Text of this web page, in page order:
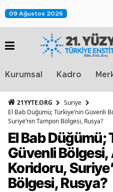
09 Ağustos 2026
Kurumsal Kadro
21YYTE.ORG
Suriye
El Bab Düğümü; Türkiye’nin Güvenli
Suriye’nin Tampon Bölgesi, Rusya?
El Bab Düğümü;
Güvenli Bölgesi,
Koridoru,
Bölgesi, Rusya?